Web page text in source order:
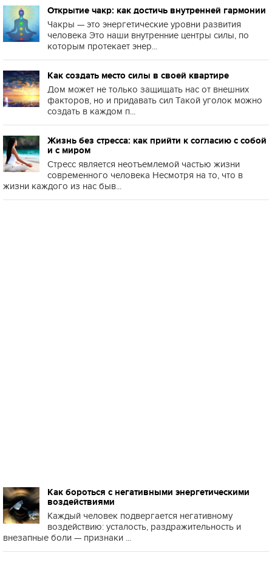
Открытие чакр: как достичь внутренней гармонии
Чакры — это энергетические уровни развития
человека Это наши внутренние центры силы, по
которым протекает энер...
Как создать место силы в своей квартире
Дом может не только защищать нас от внешних
факторов, но и придавать сил Такой уголок можно
создать в каждом п...
Жизнь без стресса: как прийти к согласию с собой
и с миром
Стресс является неотъемлемой частью жизни
современного человека Несмотря на то, что в
жизни каждого из нас быв...
Как бороться с негативными энергетическими
воздействиями
Каждый человек подвергается негативному
воздействию: усталость, раздражительность и
внезапные боли — признаки ...